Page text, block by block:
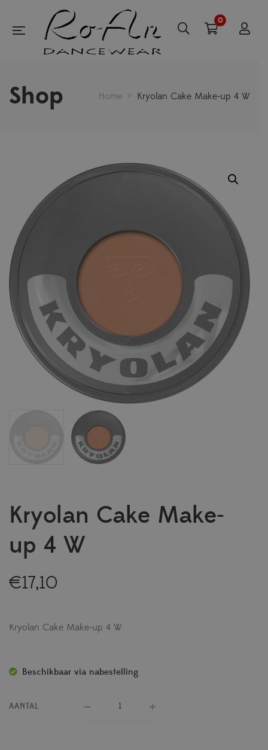
0
Shop Home > Kryolan Cake Make-up 4 W
Kryolan Cake Make-
up 4 W
€17,10
Kryolan Cake Make-up 4 W
Beschikbaar via nabestelling
AANTAL